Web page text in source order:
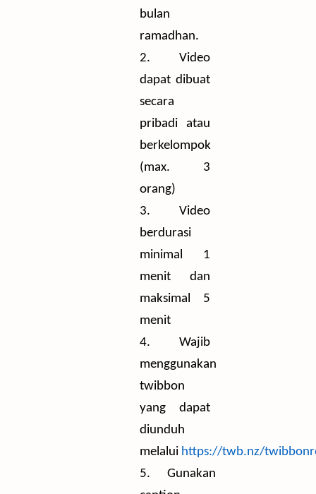
bulan
ramadhan.
2.
Video
dapat dibuat
secara
pribadi atau
berkelompok
(max. 3
orang)
3.
Video
berdurasi
minimal 1
menit dan
maksimal 5
menit
4.
Wajib
menggunakan
twibbon
yang dapat
diunduh
melalui https://twb.nz/
5.
Gunakan